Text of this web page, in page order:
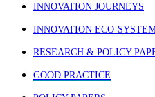
INNOVATION JOURNEYS
INNOVATION ECO-
RESEARCH & POLICY
GOOD PRACTICE